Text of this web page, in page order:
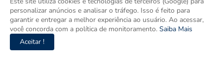
personalizar anúncios e analisar o tráfego. Isso é feito para
garantir e entregar a melhor experiência ao usuário. Ao acessar,
você concorda com a política de monitoramento. Saiba Mais
Aceitar !